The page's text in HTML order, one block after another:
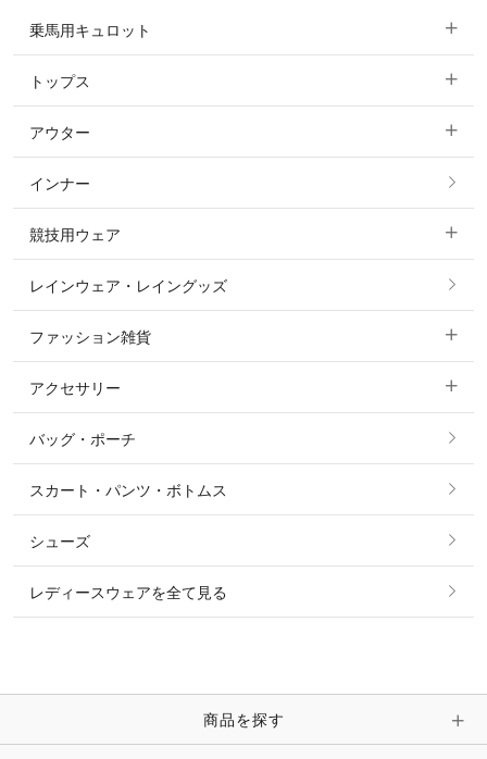
乗馬用キュロット
すべてのキュロット
フルグリップ・尻革 キュロット
ニーグリップ・膝革 キュロット
トップス
すべてのトップス
ポロシャツ
カットソー・Tシャツ・タンクトップ
ニット・セーター
シャツ・ブラウス・ワンピース
アウター
すべてのアウター
コート
ジャケット・ブルゾン
インナー
競技用ウェア
すべての競技用ウェア
ショージャケット
ショーシャツ
レインウェア・レイングッズ
ファッション雑貨
すべてのファッション雑貨
ソックス
ベルト
時計・財布・キーケース・革小物
アクセサリー
すべてのアクセサリー
リング
ピアス・イヤリング
ピン・ブローチ・コサージュ
バッグ・ポーチ
スカート・パンツ・ボトムス
シューズ
レディースウェアを全て見る
商品を探す